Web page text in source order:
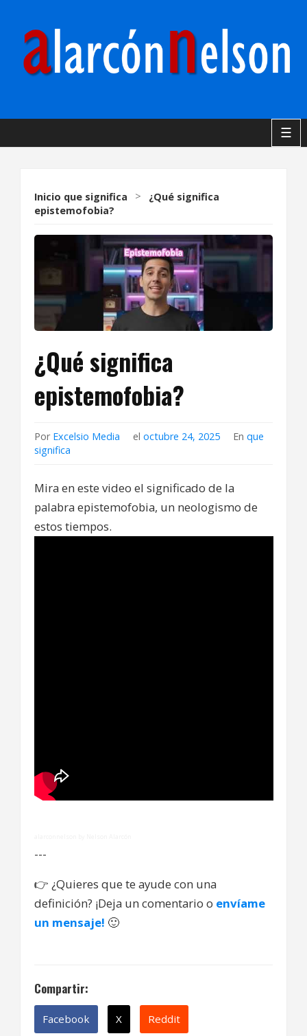
☰
Inicio que significa >
¿Qué significa
epistemofobia?
¿Qué significa
epistemofobia?
Por Excelsio Media eloctubre 24, 2025 Enque
significa
Mira en este video el significado de la
palabra epistemofobia, un neologismo de
estos tiempos.
---
👉 ¿Quieres que te ayude con una
definición? ¡Deja un comentario o envíame
un mensaje! 🙂
Compartir:
Facebook X Reddit